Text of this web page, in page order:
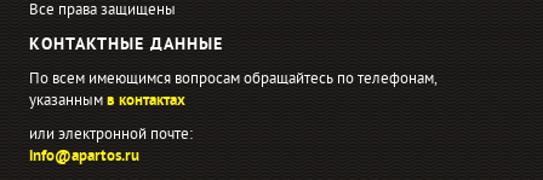
Все права защищены
КОНТАКТНЫЕ ДАННЫЕ
По всем имеющимся вопросам обращайтесь по телефонам,
указаннымв контактах
или электронной почте:
info@apartos.ru